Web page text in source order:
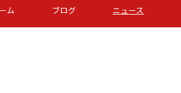
第16節 09/05 (土) 16:00
ＡＧＦ
-
いちご
-
ム ブログ ニュース